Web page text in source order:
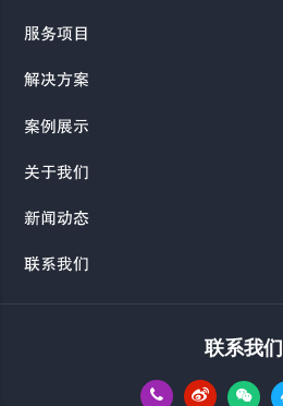
服务项目
解决方案
案例展示
关于我们
新闻动态
联系我们
联系我们